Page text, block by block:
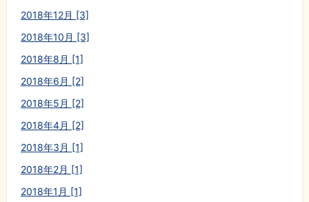
2018年12月 [3]
2018年10月 [3]
2018年8月 [1]
2018年6月 [2]
2018年5月 [2]
2018年4月 [2]
2018年3月 [1]
2018年2月 [1]
2018年1月 [1]